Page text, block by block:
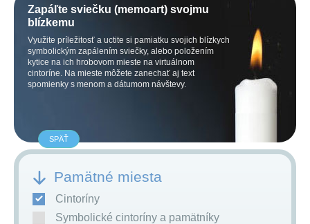
Zapáľte sviečku (memoart) svojmu
blízkemu
Využite príležitosť a uctite si pamiatku svojich blízkych
symbolickým zapálením sviečky, alebo položením
kytice na ich hrobovom mieste na virtuálnom
cintoríne. Na mieste môžete zanechať aj text
spomienky s menom a dátumom návštevy.
SPÄŤ
Pamätné miesta
Cintoríny
Symbolické cintoríny a pamätníky